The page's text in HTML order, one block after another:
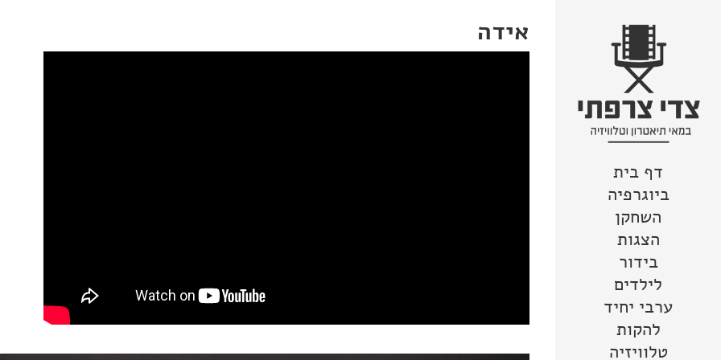
מפת האתר
הצהרת נגישות
לדלג לתוכןדף בית
ביוגרפיה
השחקן
הצגות
בידור
לילדים
ערבי יחיד
להקות
טלוויזיה
אידה